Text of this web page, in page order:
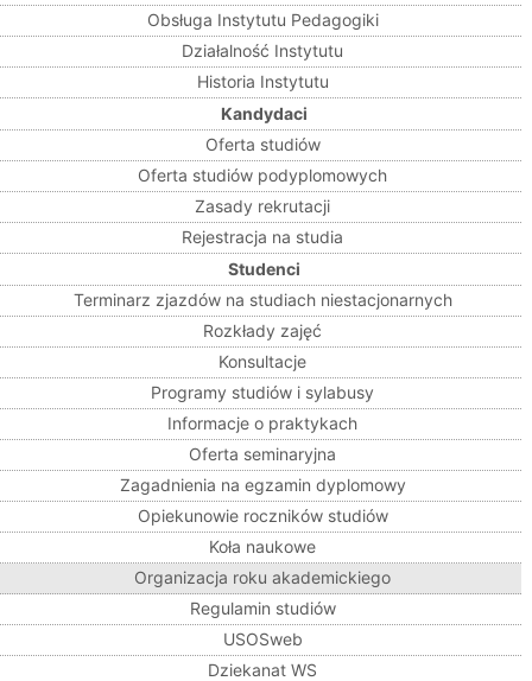
Obsługa Instytutu Pedagogiki
Działalność Instytutu
Historia Instytutu
Kandydaci
Oferta studiów
Oferta studiów podyplomowych
Zasady rekrutacji
Rejestracja na studia
Studenci
Terminarz zjazdów na studiach niestacjonarnych
Rozkłady zajęć
Konsultacje
Programy studiów i sylabusy
Informacje o praktykach
Oferta seminaryjna
Zagadnienia na egzamin dyplomowy
Opiekunowie roczników studiów
Koła naukowe
Organizacja roku akademickiego
Regulamin studiów
USOSweb
Dziekanat WS